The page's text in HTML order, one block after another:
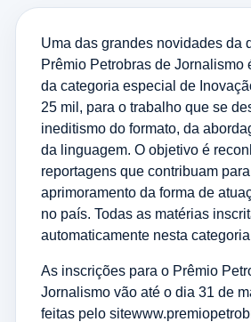
Uma das grandes novidades da
Prêmio Petrobras de Jornalismo
da categoria especial de
25 mil, para o trabalho que se
ineditismo do formato, da
da linguagem. O objetivo é
reportagens que contribuam
aprimoramento da forma de
no país. Todas as matérias
automaticamente nesta
As inscrições para o Prêmio
Jornalismo vão até o dia 31 de
feitas pelo site